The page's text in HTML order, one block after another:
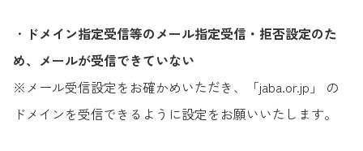
・ ドメイン指定受信等のメール指定受信・拒否設定のた
め、メールが受信できていない
※メール受信設定をお確かめいただき、「jaba.or.jp」 の
ドメインを受信できるように設定をお願いいたします。